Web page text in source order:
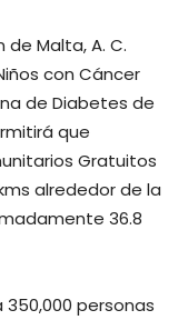
Malta, A. C.
con Cáncer
de Diabetes de
que
Gratuitos
alrededor de la
36.8
personas